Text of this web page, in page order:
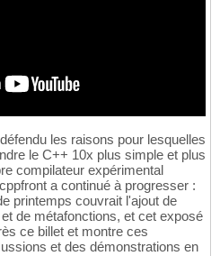
les raisons pour lesquelles
le C++ 10x plus simple et plus
compilateur expérimental
a continué à progresser :
printemps couvrait l'ajout de
de métafonctions, et cet exposé
ce billet et montre ces
et des démonstrations en